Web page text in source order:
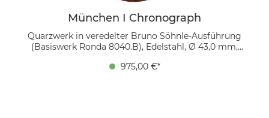
München I Chronograph
Quarzwerk in veredelter Bruno Söhnle-Ausführung
(Basiswerk Ronda 8040.B), Edelstahl, Ø 43,0 mm,
Kalbsleder dunkelbraun, Faltschließe
975,00 €*